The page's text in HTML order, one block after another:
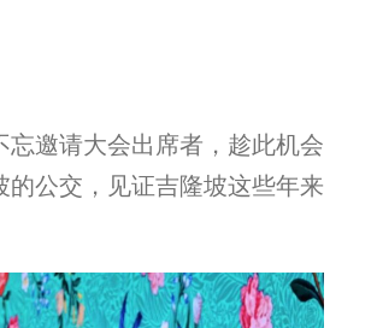
忘邀请大会出席者，趁此机会
的公交，见证吉隆坡这些年来